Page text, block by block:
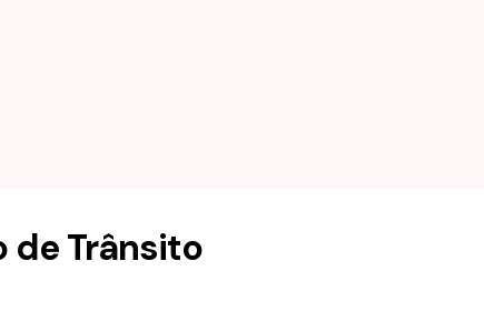
de Trânsito